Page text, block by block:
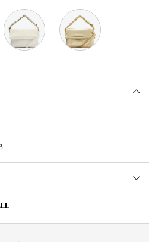
e caimento mais
alças: uma transversal,